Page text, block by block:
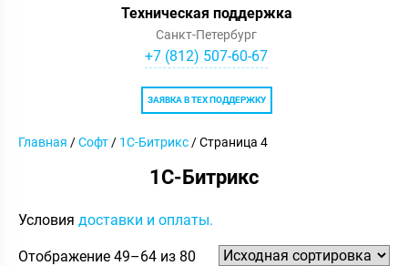
Техническая поддержка
Санкт-Петербург
+7 (812) 507-60-67
ЗАЯВКА В ТЕХ ПОДДЕРЖКУ
Главная /Софт / 1С-Битрикс / Страница 4
1С-Битрикс
Условия доставки и оплаты.
Отображение 49–64 из 80